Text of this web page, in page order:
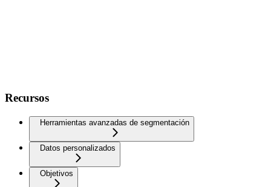
Recursos
Herramientas avanzadas de segmentación
Datos personalizados
Objetivos